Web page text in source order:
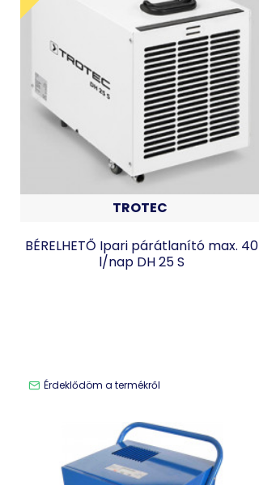
TROTEC
BÉRELHETŐ Ipari párátlanító max. 40
l/nap DH 25 S
Érdeklődöm a termékről